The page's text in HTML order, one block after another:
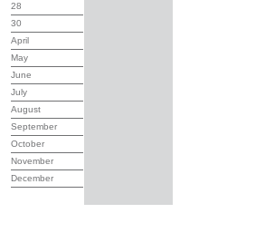
28
30
April
May
June
July
August
September
October
November
December